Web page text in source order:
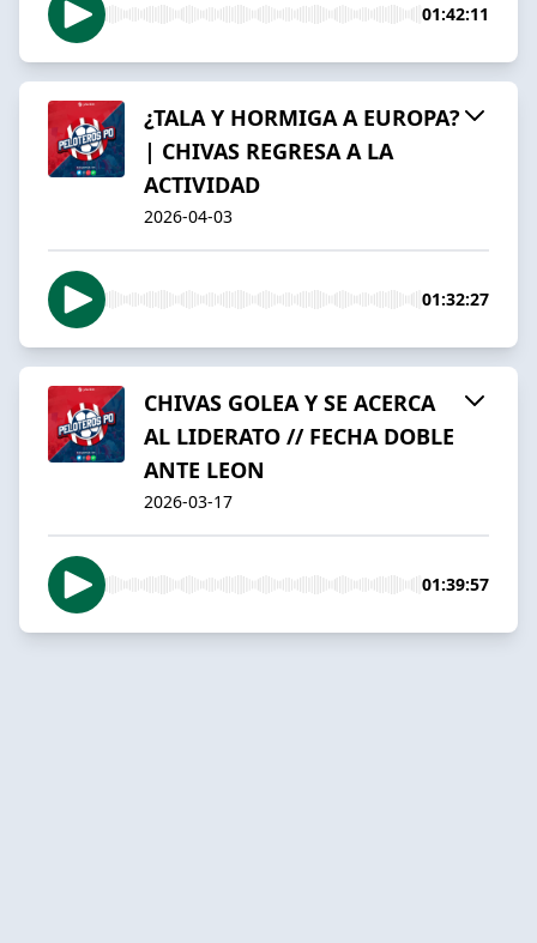
01:42:11
¿TALA Y HORMIGA A EUROPA?
| CHIVAS REGRESA A LA
ACTIVIDAD
2026-04-03
01:32:27
CHIVAS GOLEA Y SE ACERCA
AL LIDERATO // FECHA DOBLE
ANTE LEON
2026-03-17
01:39:57